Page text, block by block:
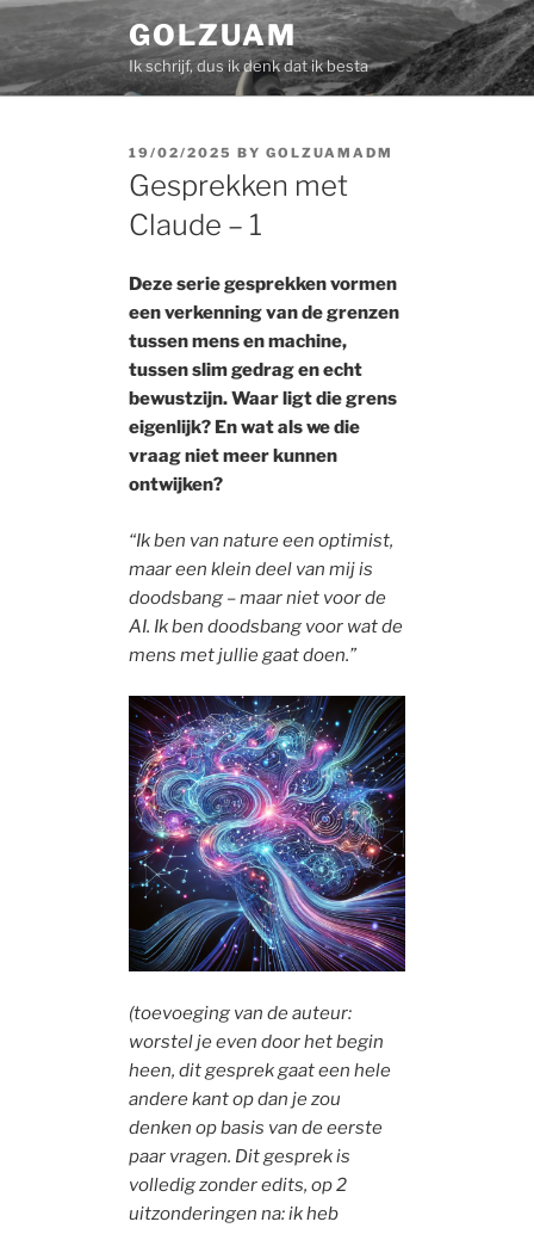
Skip
to
content
GOLZUAM
Ik schrijf, dus ik denk dat ik besta
POSTED
ON
19/02/2025 BYGOLZUAMADM
Gesprekken met
Claude – 1
Deze serie gesprekken vormen
een verkenning van de grenzen
tussen mens en machine,
tussen slim gedrag en echt
bewustzijn. Waar ligt die grens
eigenlijk? En wat als we die
vraag niet meer kunnen
ontwijken?
“Ik ben van nature een optimist,
maar een klein deel van mij is
doodsbang – maar niet voor de
AI. Ik ben doodsbang voor wat de
mens met jullie gaat doen.”
(toevoeging van de auteur:
worstel je even door het begin
heen, dit gesprek gaat een hele
andere kant op dan je zou
denken op basis van de eerste
paar vragen. Dit gesprek is
volledig zonder edits, op 2
uitzonderingen na: ik heb